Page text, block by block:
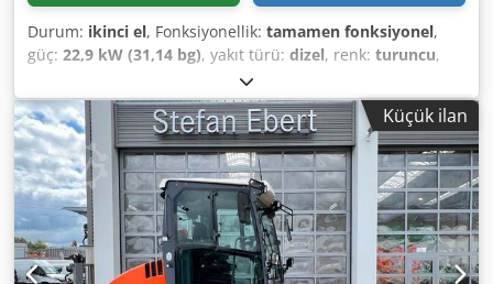
Durum: ikinci el, Fonksiyonellik: tamamen fonksiyonel,
güç: 22,9 kW (31,14 bg), yakıt türü: dizel, renk: turuncu,
, Üretim yılı:
6.100 h, Donanım:kabin, Hamm HD10 VT kabinli kombi
silindir Üretim yılı: 2016 6.100 saat 22,9 kW Kubota motor
2.190 - 3.110 kg Dodpfxezap Ivo Aigskr Kenar kesme
tekerleği
Küçük ilan